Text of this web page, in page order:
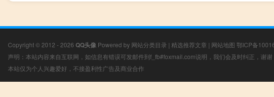
Copyright © 2012 - 2026 QQ头像 Powered by 网站分类目录 | 精选推荐文章 | 网站地图 鄂ICP备
声明：本站内容来自互联网，如信息有错误可发邮件到f_fb#foxmail.com说明，我们会及时纠正，谢谢
本站仅为个人兴趣爱好，不接盈利性广告及商业合作